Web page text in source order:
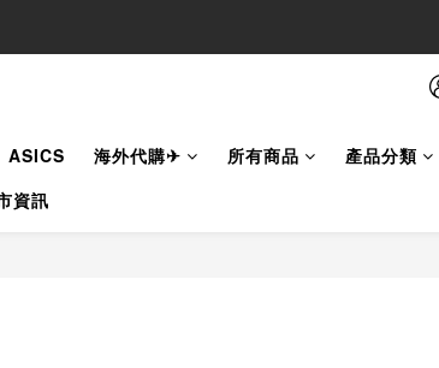
ASICS 海外代購✈ 所有商品 產品分類
資訊